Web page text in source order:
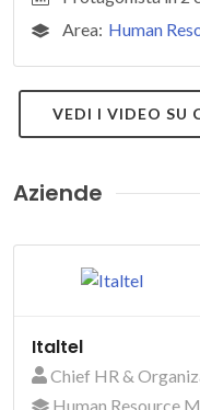
Area: Human
VEDI I VIDEO SU
Aziende
Italtel
Chief HR &
Human Resource